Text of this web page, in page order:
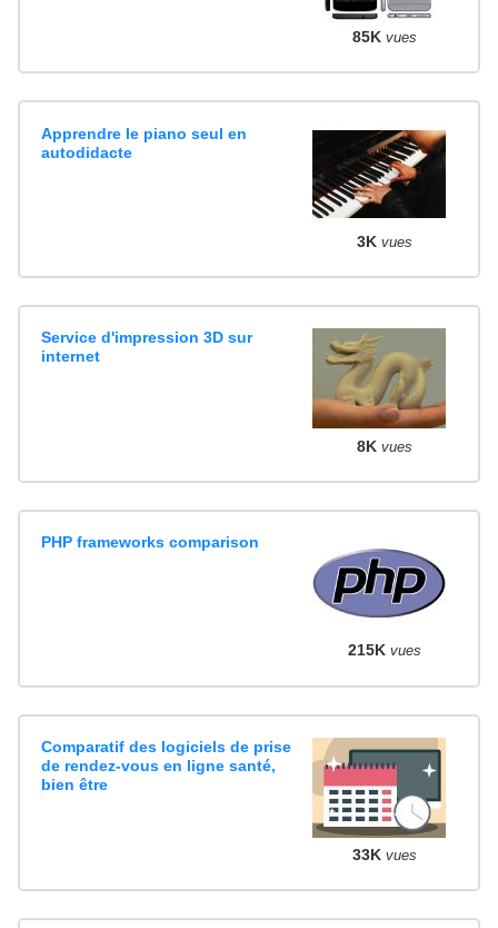
85K vues
Apprendre le piano seul en
autodidacte
3K vues
Service d'impression 3D sur
internet
8K vues
PHP frameworks comparison
215K vues
Comparatif des logiciels de prise
de rendez-vous en ligne santé,
bien être
33K vues